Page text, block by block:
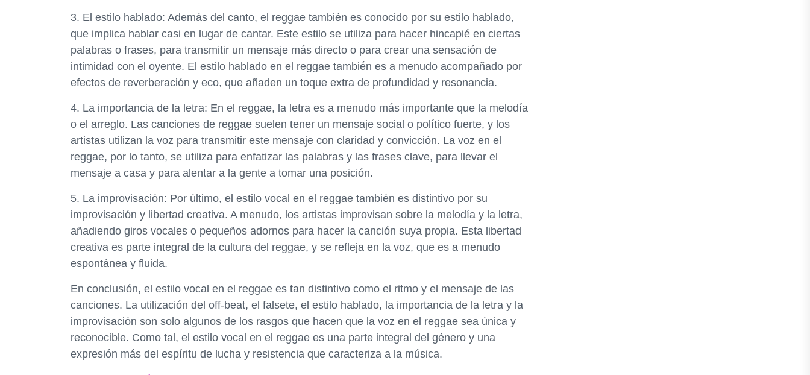
3. El estilo hablado: Además del canto, el reggae también es conocido por su estilo hablado,
que implica hablar casi en lugar de cantar. Este estilo se utiliza para hacer hincapié en ciertas
palabras o frases, para transmitir un mensaje más directo o para crear una sensación de
intimidad con el oyente. El estilo hablado en el reggae también es a menudo acompañado por
efectos de reverberación y eco, que añaden un toque extra de profundidad y resonancia.
4. La importancia de la letra: En el reggae, la letra es a menudo más importante que la melodía
o el arreglo. Las canciones de reggae suelen tener un mensaje social o político fuerte, y los
artistas utilizan la voz para transmitir este mensaje con claridad y convicción. La voz en el
reggae, por lo tanto, se utiliza para enfatizar las palabras y las frases clave, para llevar el
mensaje a casa y para alentar a la gente a tomar una posición.
5. La improvisación: Por último, el estilo vocal en el reggae también es distintivo por su
improvisación y libertad creativa. A menudo, los artistas improvisan sobre la melodía y la letra,
añadiendo giros vocales o pequeños adornos para hacer la canción suya propia. Esta libertad
creativa es parte integral de la cultura del reggae, y se refleja en la voz, que es a menudo
espontánea y fluida.
En conclusión, el estilo vocal en el reggae es tan distintivo como el ritmo y el mensaje de las
canciones. La utilización del off-beat, el falsete, el estilo hablado, la importancia de la letra y la
improvisación son solo algunos de los rasgos que hacen que la voz en el reggae sea única y
reconocible. Como tal, el estilo vocal en el reggae es una parte integral del género y una
expresión más del espíritu de lucha y resistencia que caracteriza a la música.